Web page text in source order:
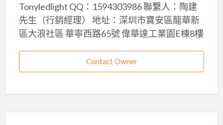
Tonyledlight QQ：1594303986 聯繫人：陶建
先生（行銷經理） 地址：深圳市寶安區龍華新
區大浪社區 華寧西路65號 偉華達工業園E棟8樓
Contact Owner